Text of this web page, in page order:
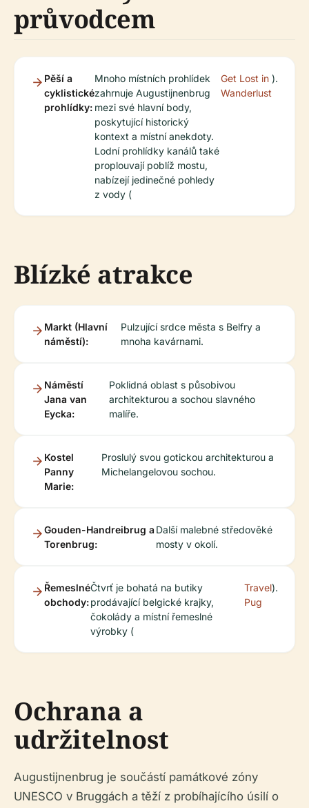
průvodcem
Pěší a
cyklistické
prohlídky:
Mnoho místních prohlídek
zahrnuje Augustijnenbrug
mezi své hlavní body,
poskytující historický
kontext a místní anekdoty.
Lodní prohlídky kanálů také
proplouvají poblíž mostu,
nabízejí jedinečné pohledy
z vody (
Get Lost in
Wanderlust
).
Blízké atrakce
Markt (Hlavní
náměstí):
Pulzující srdce města s Belfry a
mnoha kavárnami.
Náměstí
Jana van
Eycka:
Poklidná oblast s působivou
architekturou a sochou slavného
malíře.
Kostel
Panny
Marie:
Proslulý svou gotickou architekturou a
Michelangelovou sochou.
Gouden-Handreibrug a
Torenbrug:
Další malebné středověké
mosty v okolí.
Řemeslné
obchody:
Čtvrť je bohatá na butiky
prodávající belgické krajky,
čokolády a místní řemeslné
výrobky (
Travel
Pug
).
Ochrana a
udržitelnost
Augustijnenbrug je součástí památkové zóny
UNESCO v Bruggách a těží z probíhajícího úsilí o